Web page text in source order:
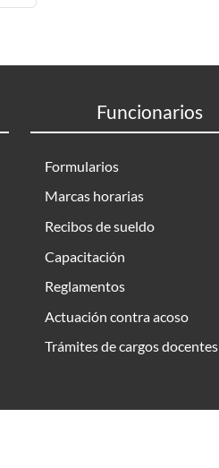
Funcionarios
Formularios
Marcas horarias
Recibos de sueldo
Capacitación
Reglamentos
Actuación contra acoso
Trámites de cargos docentes